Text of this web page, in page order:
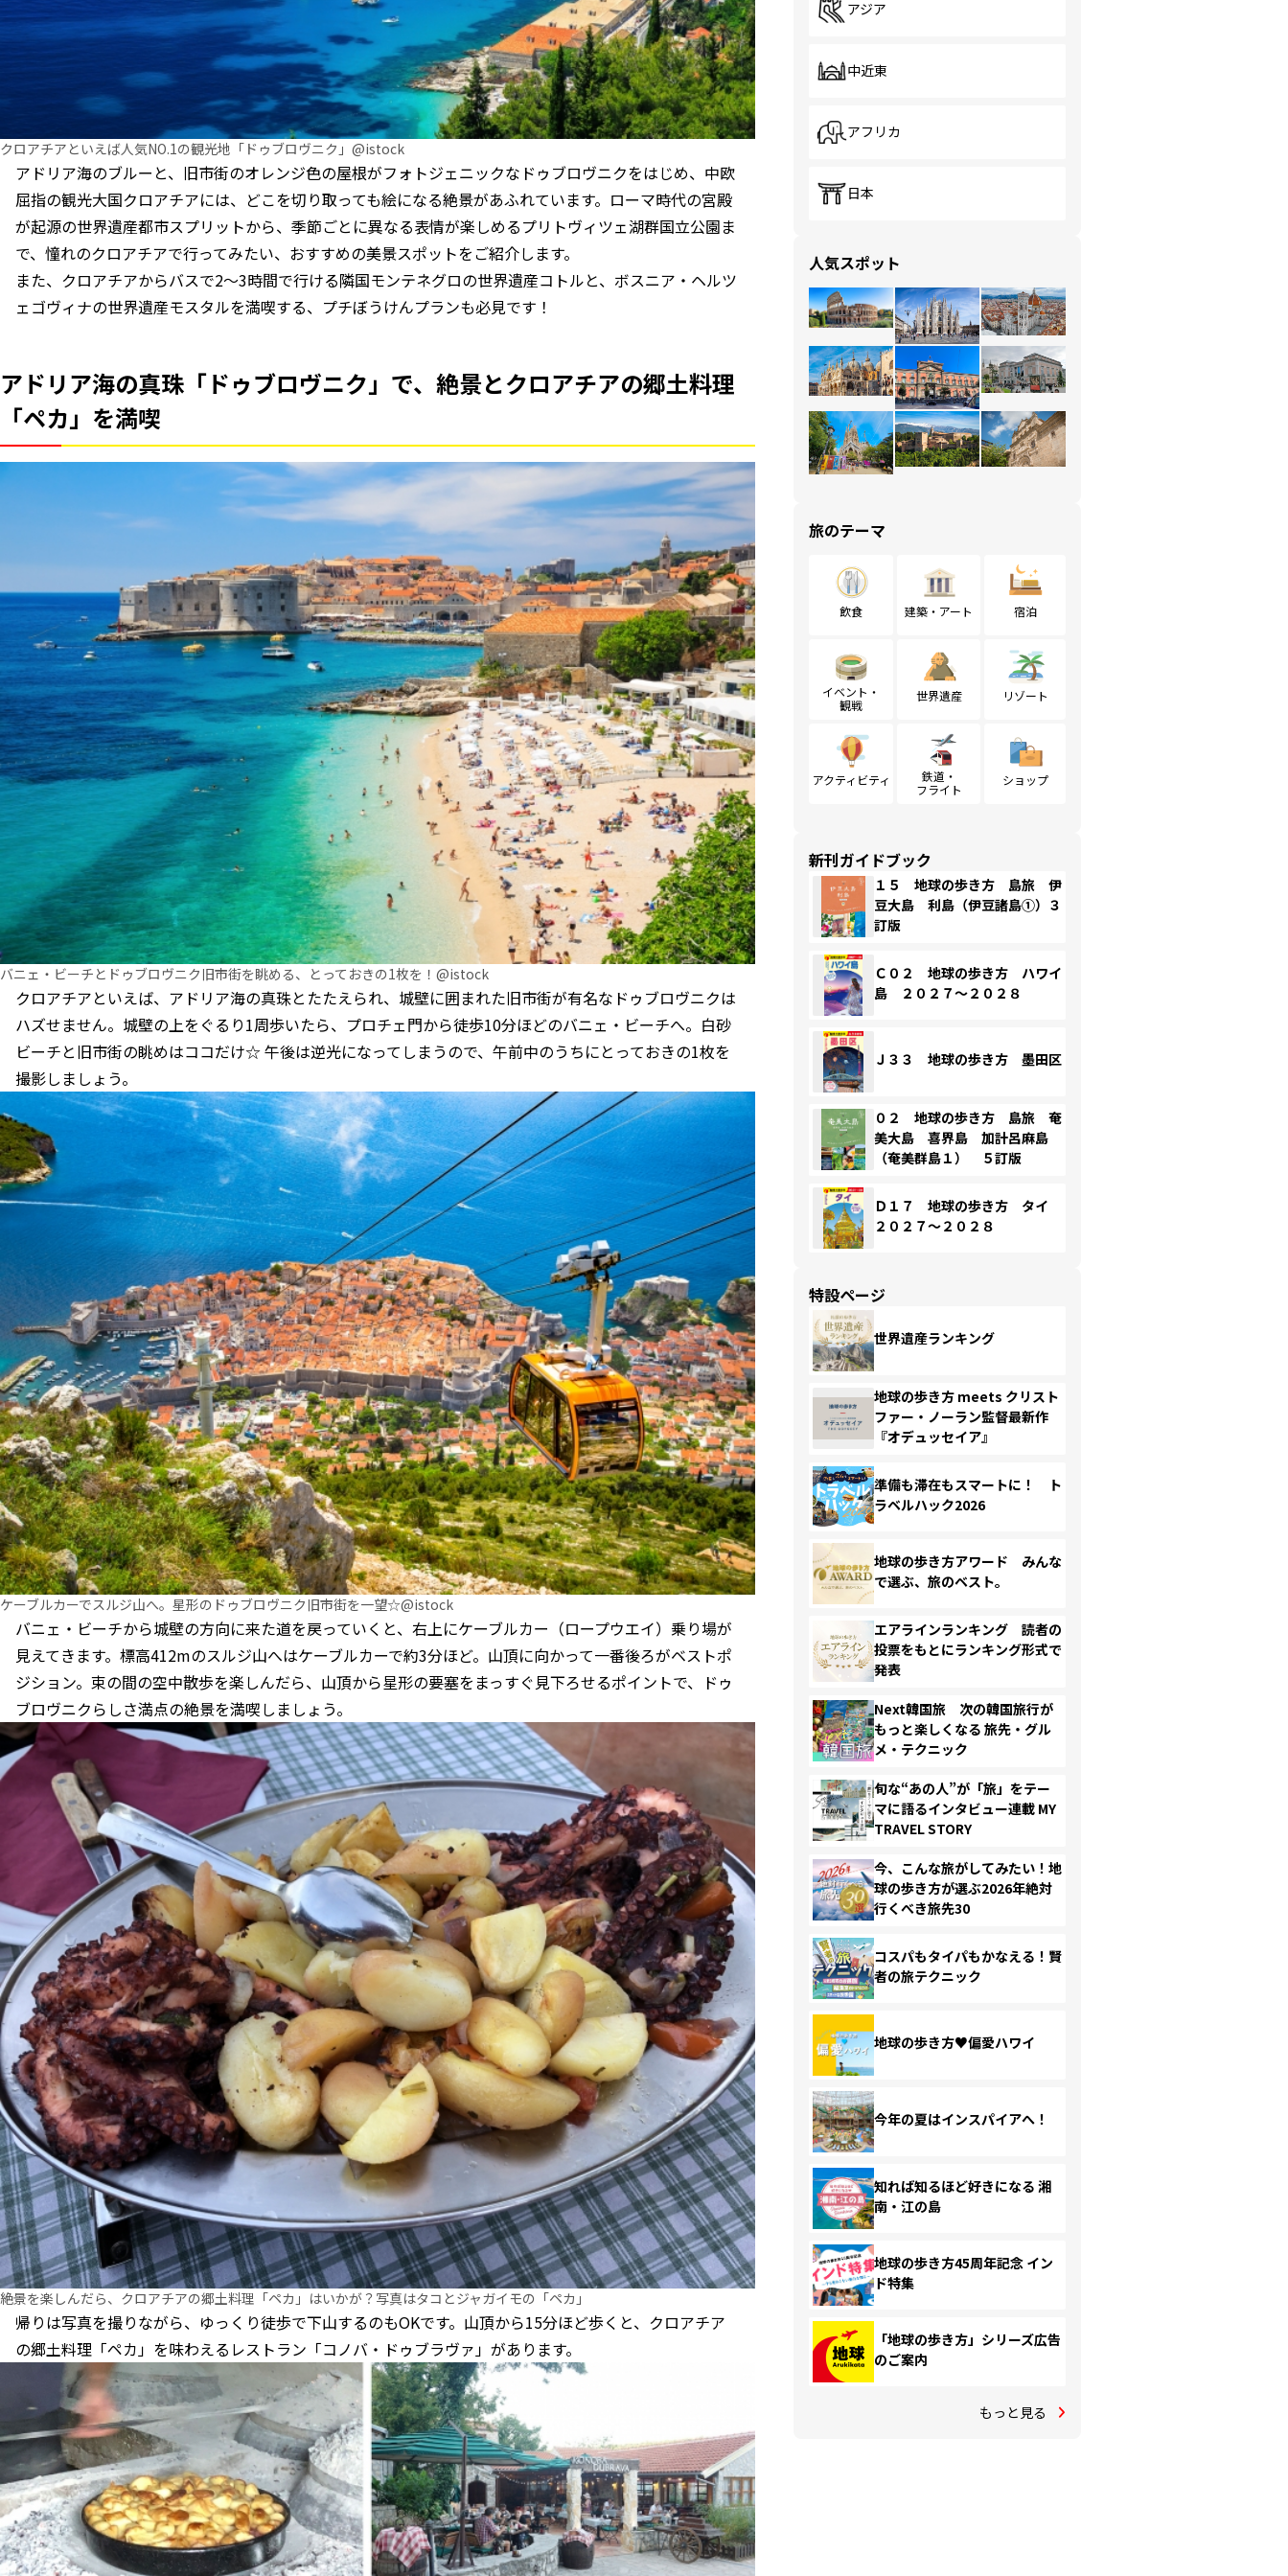
クロアチアといえば人気NO.1の観光地「ドゥブロヴニク」@istock
アドリア海のブルーと、旧市街のオレンジ色の屋根がフォトジェニックなドゥブロヴニクをはじめ、中欧
屈指の観光大国クロアチアには、どこを切り取っても絵になる絶景があふれています。ローマ時代の宮殿
が起源の世界遺産都市スプリットから、季節ごとに異なる表情が楽しめるプリトヴィツェ湖群国立公園ま
で、憧れのクロアチアで行ってみたい、おすすめの美景スポットをご紹介します。
また、クロアチアからバスで2～3時間で行ける隣国モンテネグロの世界遺産コトルと、ボスニア・ヘルツ
ェゴヴィナの世界遺産モスタルを満喫する、プチぼうけんプランも必見です！
アドリア海の真珠「ドゥブロヴニク」で、絶景とクロアチアの郷土料理
「ペカ」を満喫
バニェ・ビーチとドゥブロヴニク旧市街を眺める、とっておきの1枚を！@istock
クロアチアといえば、アドリア海の真珠とたたえられ、城壁に囲まれた旧市街が有名なドゥブロヴニクは
ハズせません。城壁の上をぐるり1周歩いたら、プロチェ門から徒歩10分ほどのバニェ・ビーチへ。白砂
ビーチと旧市街の眺めはココだけ☆ 午後は逆光になってしまうので、午前中のうちにとっておきの1枚を
撮影しましょう。
ケーブルカーでスルジ山へ。星形のドゥブロヴニク旧市街を一望☆@istock
バニェ・ビーチから城壁の方向に来た道を戻っていくと、右上にケーブルカー（ロープウエイ）乗り場が
見えてきます。標高412mのスルジ山へはケーブルカーで約3分ほど。山頂に向かって一番後ろがベストポ
ジション。束の間の空中散歩を楽しんだら、山頂から星形の要塞をまっすぐ見下ろせるポイントで、ドゥ
ブロヴニクらしさ満点の絶景を満喫しましょう。
絶景を楽しんだら、クロアチアの郷土料理「ペカ」はいかが？写真はタコとジャガイモの「ペカ」
帰りは写真を撮りながら、ゆっくり徒歩で下山するのもOKです。山頂から15分ほど歩くと、クロアチア
の郷土料理「ペカ」を味わえるレストラン「コノバ・ドゥブラヴァ」があります。
アジア
中近東
アフリカ
日本
人気スポット
旅のテーマ
飲食 建築・アート 宿泊
イベント・
観戦
世界遺産 リゾート
アクティビティ
鉄道・
フライト
ショップ
新刊ガイドブック
１５ 地球の歩き方 島旅 伊
豆大島 利島（伊豆諸島①）３
訂版
Ｃ０２ 地球の歩き方 ハワイ
島 ２０２７～２０２８
Ｊ３３ 地球の歩き方 墨田区
０２ 地球の歩き方 島旅 奄
美大島 喜界島 加計呂麻島
（奄美群島１） ５訂版
Ｄ１７ 地球の歩き方 タイ
２０２７～２０２８
特設ページ
世界遺産ランキング
地球の歩き方 meets クリスト
ファー・ノーラン監督最新作
『オデュッセイア』
準備も滞在もスマートに！ ト
ラベルハック2026
地球の歩き方アワード みんな
で選ぶ、旅のベスト。
エアラインランキング 読者の
投票をもとにランキング形式で
発表
Next韓国旅 次の韓国旅行が
もっと楽しくなる 旅先・グル
メ・テクニック
旬な“あの人”が「旅」をテー
マに語るインタビュー連載 MY
TRAVEL STORY
今、こんな旅がしてみたい！地
球の歩き方が選ぶ2026年絶対
行くべき旅先30
コスパもタイパもかなえる！賢
者の旅テクニック
地球の歩き方♥偏愛ハワイ
今年の夏はインスパイアへ！
知れば知るほど好きになる 湘
南・江の島
地球の歩き方45周年記念 イン
ド特集
「地球の歩き方」シリーズ広告
のご案内
もっと見る